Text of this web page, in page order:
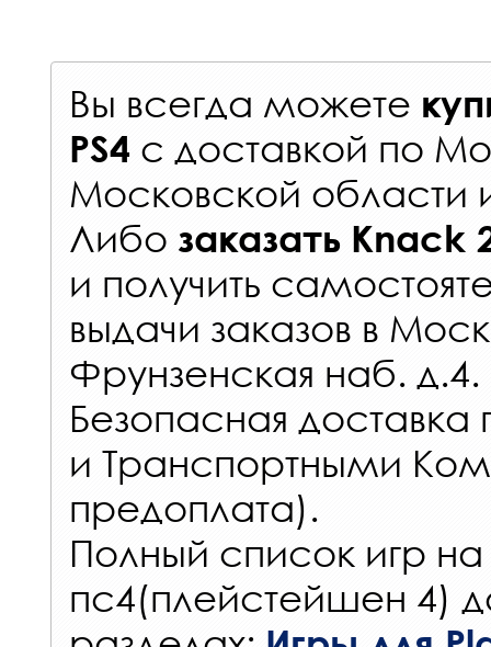
Вы всегда можете
PS4 с доставкой по
Московской области
Либо заказать Knack
и получить
выдачи заказов в
Фрунзенская наб. д.4.
Безопасная
и Транспортными
предоплата).
Полный список игр на
пс4(плейстейшен 4)